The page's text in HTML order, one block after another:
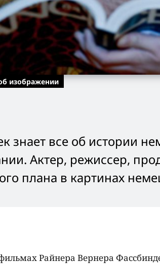
изображении
знает все об истории
Актер, режиссер,
плана в картинах
Райнера Вернера